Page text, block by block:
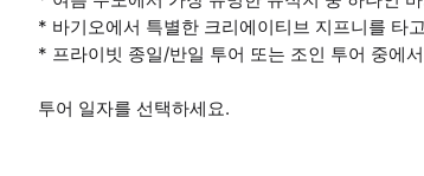
* 바기오에서 특별한 크리에이티브 지프니를 타
* 프라이빗 종일/반일 투어 또는 조인 투어 중에
투어 일자를 선택하세요.